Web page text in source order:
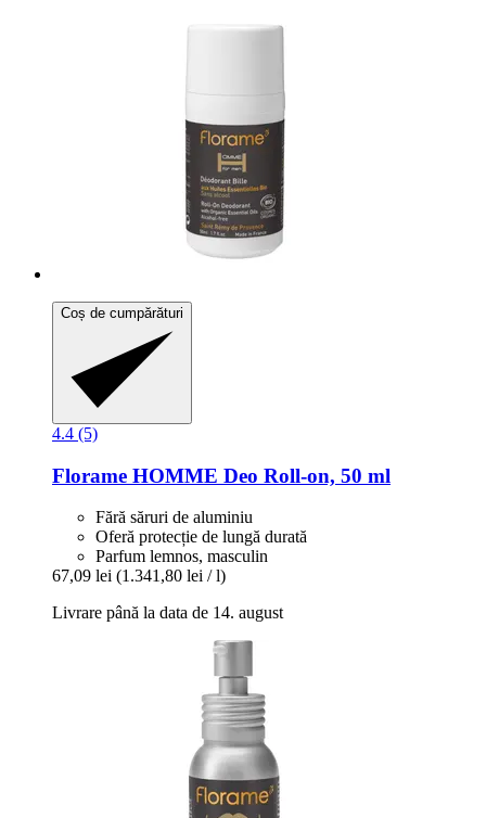
Coș de cumpărături
4.4 (5)
Florame HOMME Deo Roll-​on, 50 ml
Fără săruri de aluminiu
Oferă protecție de lungă durată
Parfum lemnos, masculin
67,09 lei (1.341,80 lei / l)
Livrare până la data de 14. august